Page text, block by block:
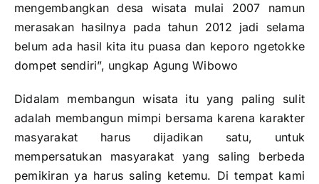
mengembangkan desa wisata mulai 2007 namun
merasakan hasilnya pada tahun 2012 jadi selama
belum ada hasil kita itu puasa dan keporo ngetokke
dompet sendiri”, ungkap Agung Wibowo
Didalam membangun wisata itu yang paling sulit
adalah membangun mimpi bersama karena karakter
masyarakat harus dijadikan satu, untuk
mempersatukan masyarakat yang saling berbeda
pemikiran ya harus saling ketemu. Di tempat kami